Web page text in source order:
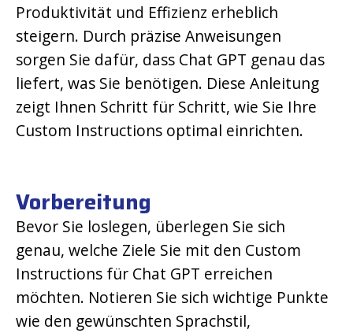
Produktivität und Effizienz erheblich
steigern. Durch präzise Anweisungen
sorgen Sie dafür, dass Chat GPT genau das
liefert, was Sie benötigen. Diese Anleitung
zeigt Ihnen Schritt für Schritt, wie Sie Ihre
Custom Instructions optimal einrichten.
Vorbereitung
Bevor Sie loslegen, überlegen Sie sich
genau, welche Ziele Sie mit den Custom
Instructions für Chat GPT erreichen
möchten. Notieren Sie sich wichtige Punkte
wie den gewünschten Sprachstil,